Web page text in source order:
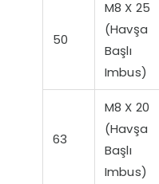
50
M8 X 25
(Havşa
Başlı
Imbus)
63
M8 X 20
(Havşa
Başlı
Imbus)